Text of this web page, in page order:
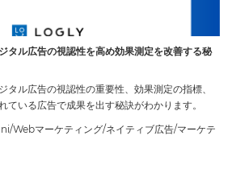
タル広告の視認性を高め効果測定を改善する秘
タル広告の視認性の重要性、効果測定の指標、
ている広告で成果を出す秘訣がわかります。
Webマーケティング/ネイティブ広告/マーケテ